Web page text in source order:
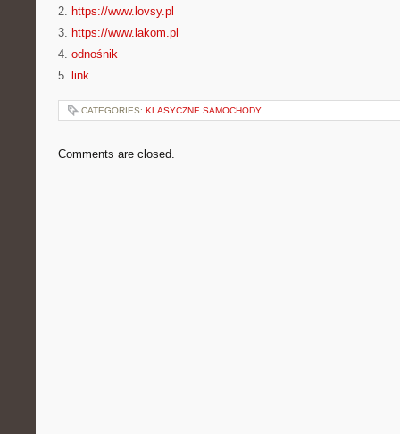
2. https://www.lovsy.pl
3. https://www.lakom.pl
4. odnośnik
5. link
CATEGORIES: KLASYCZNE SAMOCHODY
Comments are closed.